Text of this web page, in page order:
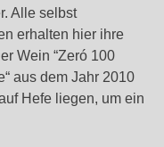
Alle selbst
erhalten hier ihre
Wein “Zeró 100
aus dem Jahr 2010
Hefe liegen, um ein